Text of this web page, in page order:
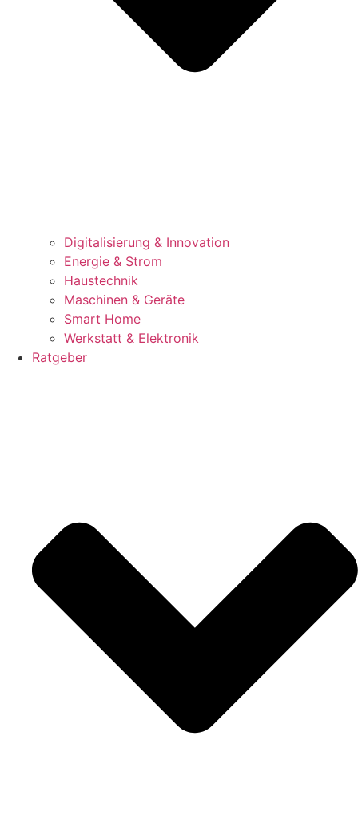
Digitalisierung & Innovation
Energie & Strom
Haustechnik
Maschinen & Geräte
Smart Home
Werkstatt & Elektronik
Ratgeber